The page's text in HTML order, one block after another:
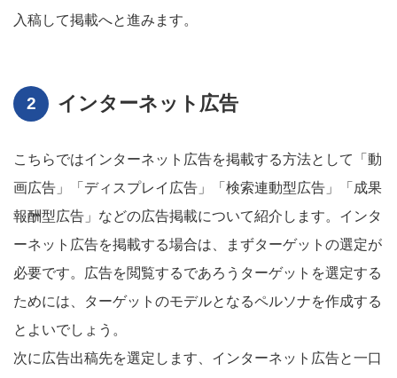
入稿して掲載へと進みます。
インターネット広告
こちらではインターネット広告を掲載する方法として「動
画広告」「ディスプレイ広告」「検索連動型広告」「成果
報酬型広告」などの広告掲載について紹介します。インタ
ーネット広告を掲載する場合は、まずターゲットの選定が
必要です。広告を閲覧するであろうターゲットを選定する
ためには、ターゲットのモデルとなるペルソナを作成する
とよいでしょう。
次に広告出稿先を選定します、インターネット広告と一口